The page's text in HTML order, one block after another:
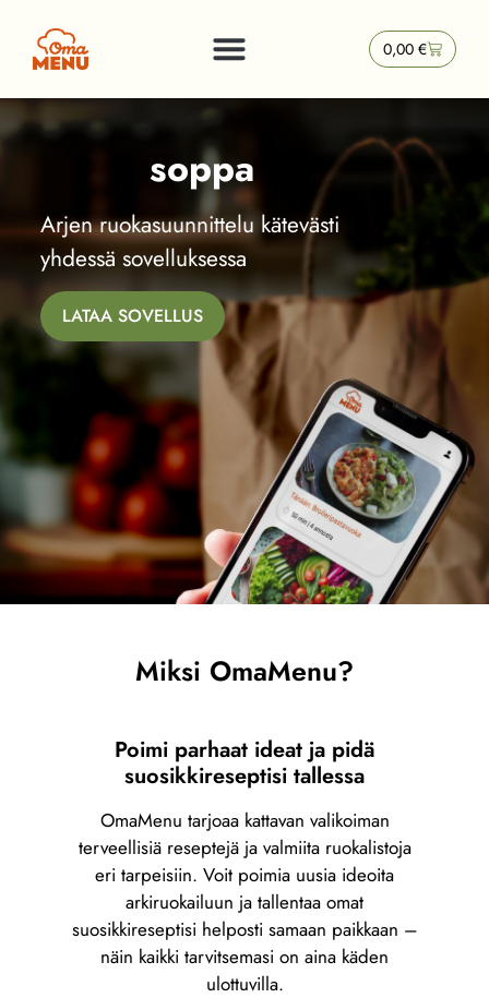
0,00 €
soppa
Arjen ruokasuunnittelu kätevästi
yhdessä sovelluksessa
LATAA SOVELLUS
Miksi OmaMenu?
Poimi parhaat ideat ja pidä
suosikkireseptisi tallessa
OmaMenu tarjoaa kattavan valikoiman
terveellisiä reseptejä ja valmiita ruokalistoja
eri tarpeisiin. Voit poimia uusia ideoita
arkiruokailuun ja tallentaa omat
suosikkireseptisi helposti samaan paikkaan –
näin kaikki tarvitsemasi on aina käden
ulottuvilla.